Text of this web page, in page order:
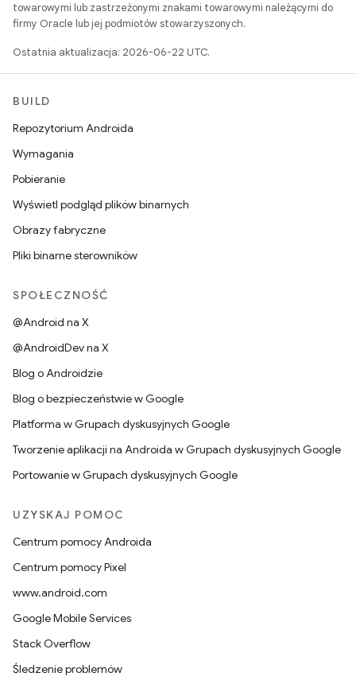
towarowymi lub zastrzeżonymi znakami towarowymi należącymi do
firmy Oracle lub jej podmiotów stowarzyszonych.
Ostatnia aktualizacja: 2026-06-22 UTC.
BUILD
Repozytorium Androida
Wymagania
Pobieranie
Wyświetl podgląd plików binarnych
Obrazy fabryczne
Pliki binarne sterowników
SPOŁECZNOŚĆ
@Android na X
@AndroidDev na X
Blog o Androidzie
Blog o bezpieczeństwie w Google
Platforma w Grupach dyskusyjnych Google
Tworzenie aplikacji na Androida w Grupach dyskusyjnych Google
Portowanie w Grupach dyskusyjnych Google
UZYSKAJ POMOC
Centrum pomocy Androida
Centrum pomocy Pixel
www.android.com
Google Mobile Services
Stack Overflow
Śledzenie problemów